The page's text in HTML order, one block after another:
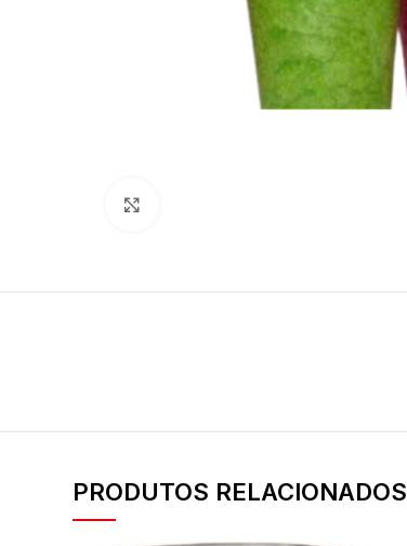
PRODUTOS RELACIONADOS